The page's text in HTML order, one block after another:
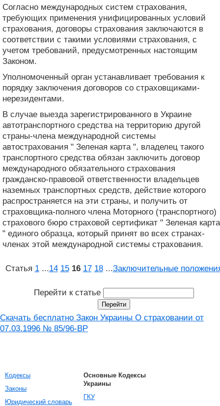
Согласно международных систем страхования,
требующих применения унифицированных условий
страхования, договоры страхования заключаются в
соответствии с такими условиями страхования, с
учетом требований, предусмотренных настоящим
Законом.
Уполномоченный орган устанавливает требования к
порядку заключения договоров со страховщиками-
нерезидентами.
В случае выезда зарегистрированного в Украине
автотранспортного средства на территорию другой
страны-члена международной системы
автострахования " Зеленая карта ", владелец такого
транспортного средства обязан заключить договор
международного обязательного страхования
гражданско-правовой ответственности владельцев
наземных транспортных средств, действие которого
распространяется на эти страны, и получить от
страховщика-полного члена Моторного (транспортного)
страхового бюро страховой сертификат " Зеленая карта
" единого образца, который принят во всех странах-
членах этой международной системы страхования.
Статья 1 ...14 15 16 17 18 ...Заключительные
Перейти к статье
Скачать бесплатно Закон Украины О страховании от
07.03.1996 № 85/96-ВР
Кодексы
Законы
Юридический словарь
Основные Кодексы
Украины
ГКУ